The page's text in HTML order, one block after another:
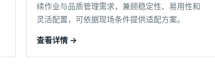
续作业与品质管理需求，兼顾稳定性、易用性和
灵活配置，可依据现场条件提供适配方案。
查看详情 →